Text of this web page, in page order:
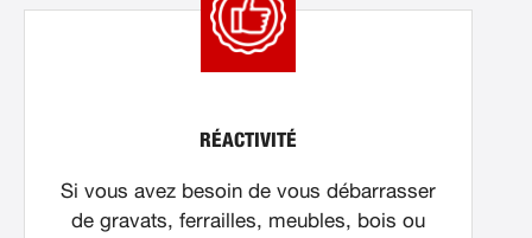
RÉACTIVITÉ
Si vous avez besoin de vous débarrasser
de gravats, ferrailles, meubles, bois ou